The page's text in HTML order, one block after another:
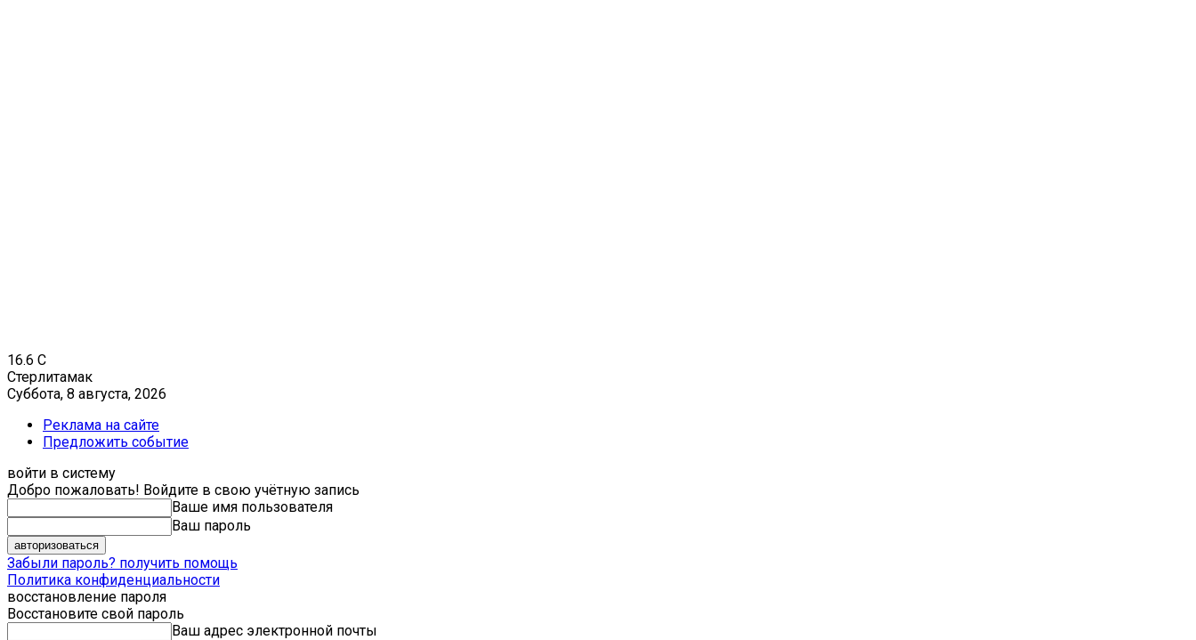
16.6 C
Стерлитамак
Суббота, 8 августа, 2026
Реклама на сайте
Предложить событие
войти в систему
Добро пожаловать! Войдите в свою учётную запись
Ваше имя пользователя
Ваш пароль
Забыли пароль? получить помощь
Политика конфиденциальности
восстановление пароля
Восстановите свой пароль
Ваш адрес электронной почты